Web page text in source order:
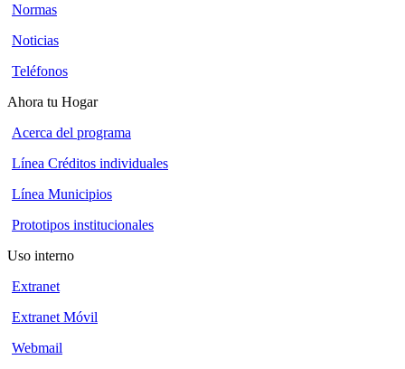
Normas
Noticias
Teléfonos
Ahora tu Hogar
Acerca del programa
Línea Créditos individuales
Línea Municipios
Prototipos institucionales
Uso interno
Extranet
Extranet Móvil
Webmail